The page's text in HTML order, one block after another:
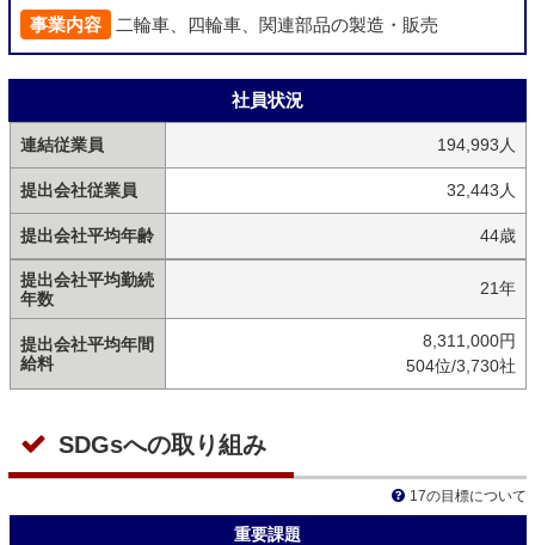
事業内容 二輪車、四輪車、関連部品の製造・販売
社員状況
連結従業員 194,993人
提出会社従業員 32,443人
提出会社平均年齢 44歳
提出会社平均勤続
年数
21年
提出会社平均年間
給料
8,311,000円
504位/3,730社
SDGsへの取り組み
17の目標について
重要課題